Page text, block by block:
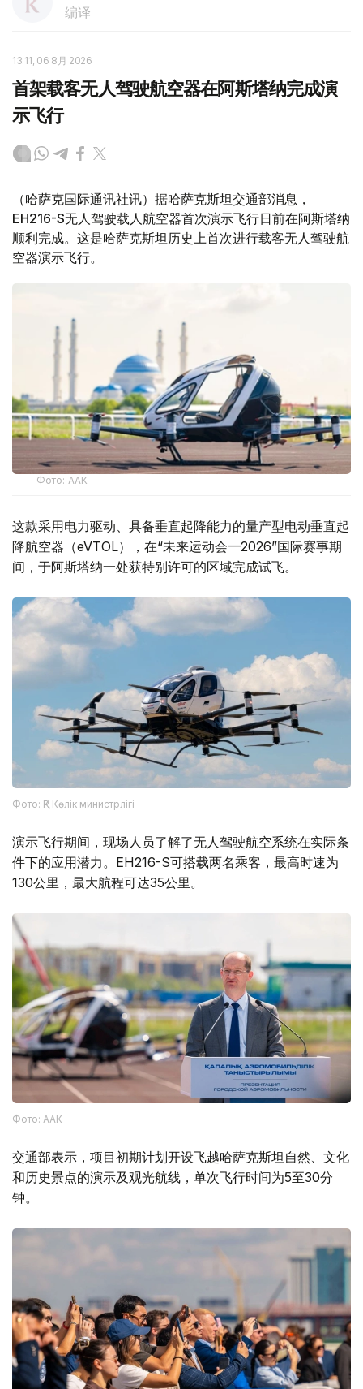
编译
13:11, 06 8月 2026
首架载客无人驾驶航空器在阿斯塔纳完成演
示飞行
（哈萨克国际通讯社讯）据哈萨克斯坦交通部消息，
EH216-S无人驾驶载人航空器首次演示飞行日前在阿斯塔纳
顺利完成。这是哈萨克斯坦历史上首次进行载客无人驾驶航
空器演示飞行。
Фото: ААК
这款采用电力驱动、具备垂直起降能力的量产型电动垂直起
降航空器（eVTOL），在“未来运动会—2026”国际赛事期
间，于阿斯塔纳一处获特别许可的区域完成试飞。
Фото: ҚР Көлік министрлігі
演示飞行期间，现场人员了解了无人驾驶航空系统在实际条
件下的应用潜力。EH216-S可搭载两名乘客，最高时速为
130公里，最大航程可达35公里。
Фото: ААК
交通部表示，项目初期计划开设飞越哈萨克斯坦自然、文化
和历史景点的演示及观光航线，单次飞行时间为5至30分
钟。